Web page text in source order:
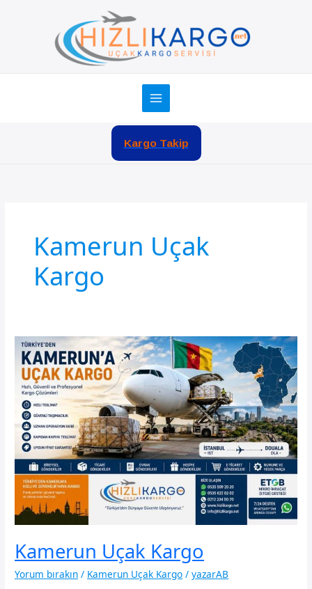
Kargo Takip
Kamerun Uçak
Kargo
Kamerun Uçak Kargo
Yorum bırakın / Kamerun Uçak Kargo /yazarAB